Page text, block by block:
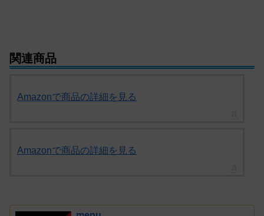
関連商品
Amazonで商品の詳細を見る
Amazonで商品の詳細を見る